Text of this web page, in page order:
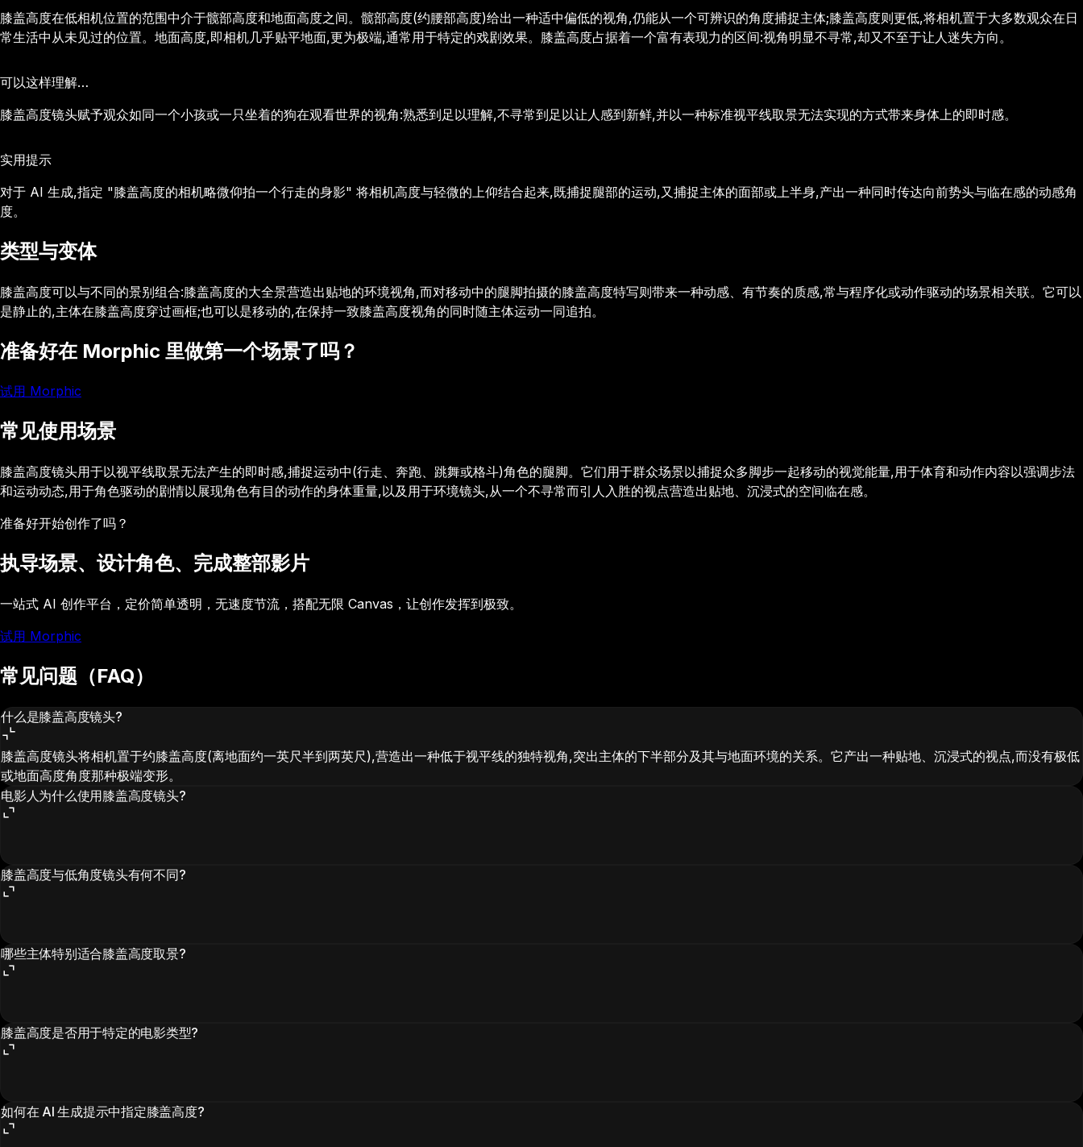
膝盖高度在低相机位置的范围中介于髋部高度和地面高度之间。髋部高度(约腰部高度)给出一种适中偏低的视角,仍能从一个可辨识的角度捕捉主体;膝盖高度则更低,将相机置于大多数观众在日
常生活中从未见过的位置。地面高度,即相机几乎贴平地面,更为极端,通常用于特定的戏剧效果。膝盖高度占据着一个富有表现力的区间:视角明显不寻常,却又不至于让人迷失方向。
可以这样理解…
膝盖高度镜头赋予观众如同一个小孩或一只坐着的狗在观看世界的视角:熟悉到足以理解,不寻常到足以让人感到新鲜,并以一种标准视平线取景无法实现的方式带来身体上的即时感。
实用提示
对于 AI 生成,指定 "膝盖高度的相机略微仰拍一个行走的身影" 将相机高度与轻微的上仰结合起来,既捕捉腿部的运动,又捕捉主体的面部或上半身,产出一种同时传达向前势头与临在感的动感角
度。
类型与变体
膝盖高度可以与不同的景别组合:膝盖高度的大全景营造出贴地的环境视角,而对移动中的腿脚拍摄的膝盖高度特写则带来一种动感、有节奏的质感,常与程序化或动作驱动的场景相关联。它可以
是静止的,主体在膝盖高度穿过画框;也可以是移动的,在保持一致膝盖高度视角的同时随主体运动一同追拍。
准备好在 Morphic 里做第一个场景了吗？
试用 Morphic
常见使用场景
膝盖高度镜头用于以视平线取景无法产生的即时感,捕捉运动中(行走、奔跑、跳舞或格斗)角色的腿脚。它们用于群众场景以捕捉众多脚步一起移动的视觉能量,用于体育和动作内容以强调步法
和运动动态,用于角色驱动的剧情以展现角色有目的动作的身体重量,以及用于环境镜头,从一个不寻常而引人入胜的视点营造出贴地、沉浸式的空间临在感。
准备好开始创作了吗？
执导场景、设计角色、完成整部影片
一站式 AI 创作平台，定价简单透明，无速度节流，搭配无限 Canvas，让创作发挥到极致。
试用 Morphic
常见问题（FAQ）
什么是膝盖高度镜头?
膝盖高度镜头将相机置于约膝盖高度(离地面约一英尺半到两英尺),营造出一种低于视平线的独特视角,突出主体的下半部分及其与地面环境的关系。它产出一种贴地、沉浸式的视点,而没有极低
或地面高度角度那种极端变形。
电影人为什么使用膝盖高度镜头?
膝盖高度与低角度镜头有何不同?
哪些主体特别适合膝盖高度取景?
膝盖高度是否用于特定的电影类型?
如何在 AI 生成提示中指定膝盖高度?